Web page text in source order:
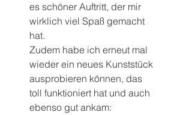
es schöner Auftritt, der mir
wirklich viel Spaß gemacht
hat.
Zudem habe ich erneut mal
wieder ein neues Kunststück
ausprobieren können, das
toll funktioniert hat und auch
ebenso gut ankam: